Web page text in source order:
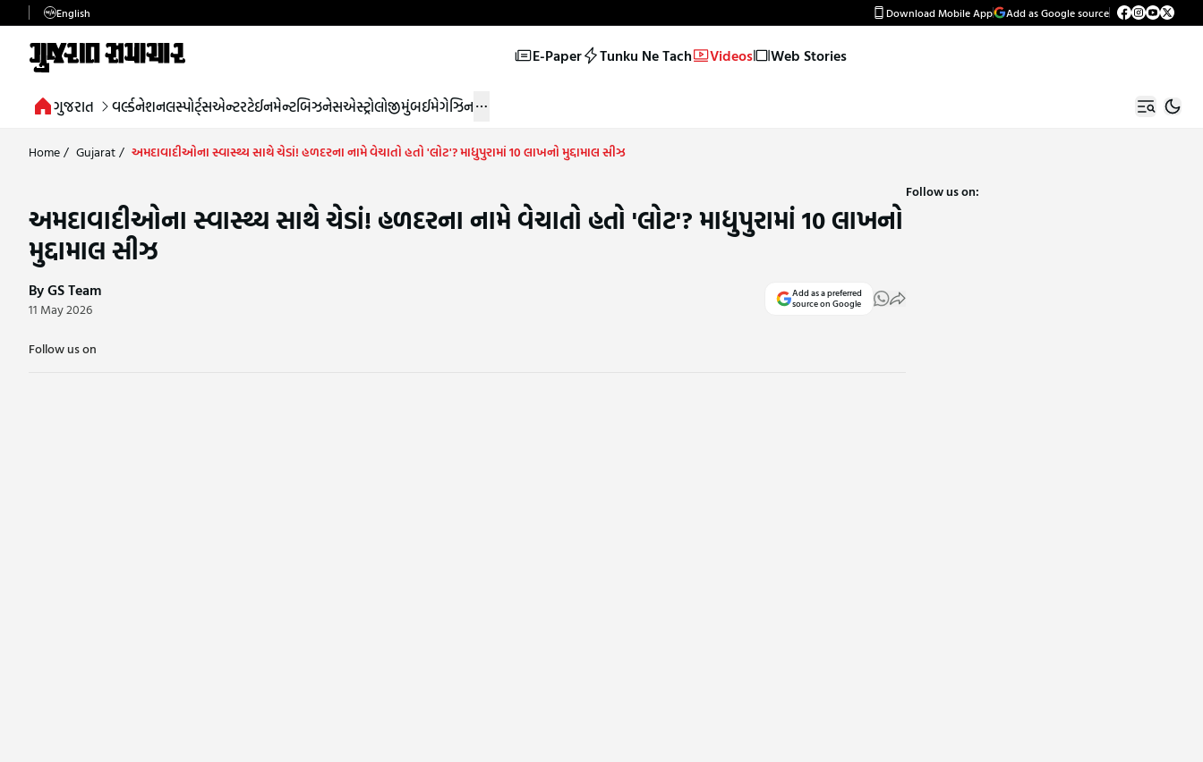
English Download Mobile App Add as Google source
E-Paper Tunku Ne Tach Videos Web Stories
ગુજરાત વર્લ્ડનેશનલસ્પોર્ટ્સએન્ટરટેઈનમેન્ટબિઝનેસએસ્ટ્રોલોજીમુંબઈમેગેઝિન
Home/ Gujarat/ અમદાવાદીઓના સ્વાસ્થ્ય સાથે ચેડાં! હળદરના નામે વેચાતો હતો 'લોટ'? માધુપુરામાં 10 લાખનો મુદ્દામાલ સીઝ
અમદાવાદીઓના સ્વાસ્થ્ય સાથે ચેડાં! હળદરના નામે વેચાતો હતો 'લોટ'? માધુપુરામાં 10 લાખનો
મુદ્દામાલ સીઝ
By GS Team
11 May 2026
Add as a preferred
source on Google
Follow us on
Follow us on: